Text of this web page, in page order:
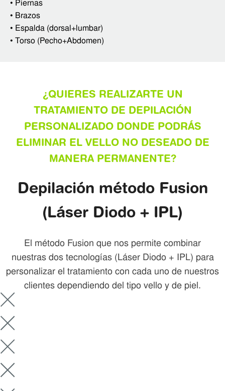
• Piernas
• Brazos
• Espalda (dorsal+lumbar)
• Torso (Pecho+Abdomen)
¿QUIERES REALIZARTE UN
TRATAMIENTO DE DEPILACIÓN
PERSONALIZADO DONDE PODRÁS
ELIMINAR EL VELLO NO DESEADO DE
MANERA PERMANENTE?
Depilación método Fusion
(Láser Diodo + IPL)
El método Fusion que nos permite combinar
nuestras dos tecnologías (Láser Diodo + IPL) para
personalizar el tratamiento con cada uno de nuestros
clientes dependiendo del tipo vello y de piel.